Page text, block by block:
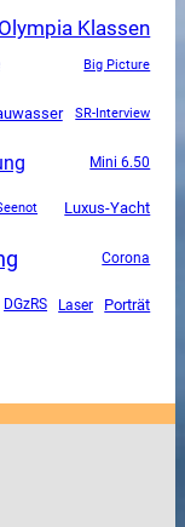
Olympia Klassen
Big Picture
SR-Interview
Mini 6.50
Luxus-Yacht
Corona
DGzRS Laser Porträt